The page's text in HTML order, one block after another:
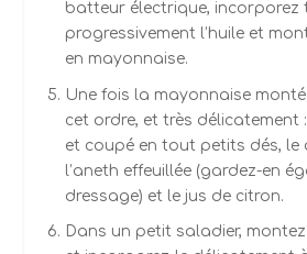
batteur électrique, incorporez
progressivement l’huile et
en mayonnaise.
Une fois la mayonnaise
cet ordre, et très délicatement
et coupé en tout petits dés, le
l’aneth effeuillée (gardez-en
dressage) et le jus de citron.
Dans un petit saladier,